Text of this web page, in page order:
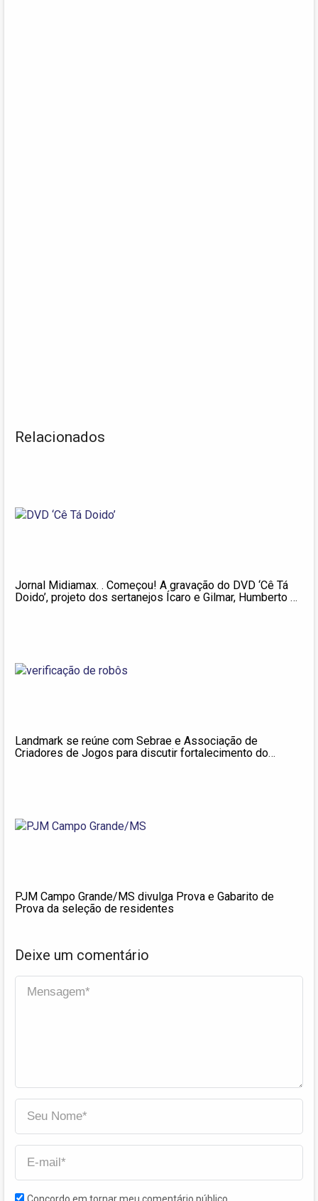
Relacionados
Jornal Midiamax. . Começou! A gravação do DVD ‘Cê Tá
Doido’, projeto dos sertanejos Ícaro e Gilmar, Humberto e
Landmark se reúne com Sebrae e Associação de
Criadores de Jogos para discutir fortalecimento do
PJM Campo Grande/MS divulga Prova e Gabarito de
Prova da seleção de residentes
Deixe um comentário
Concordo em tornar meu comentário público